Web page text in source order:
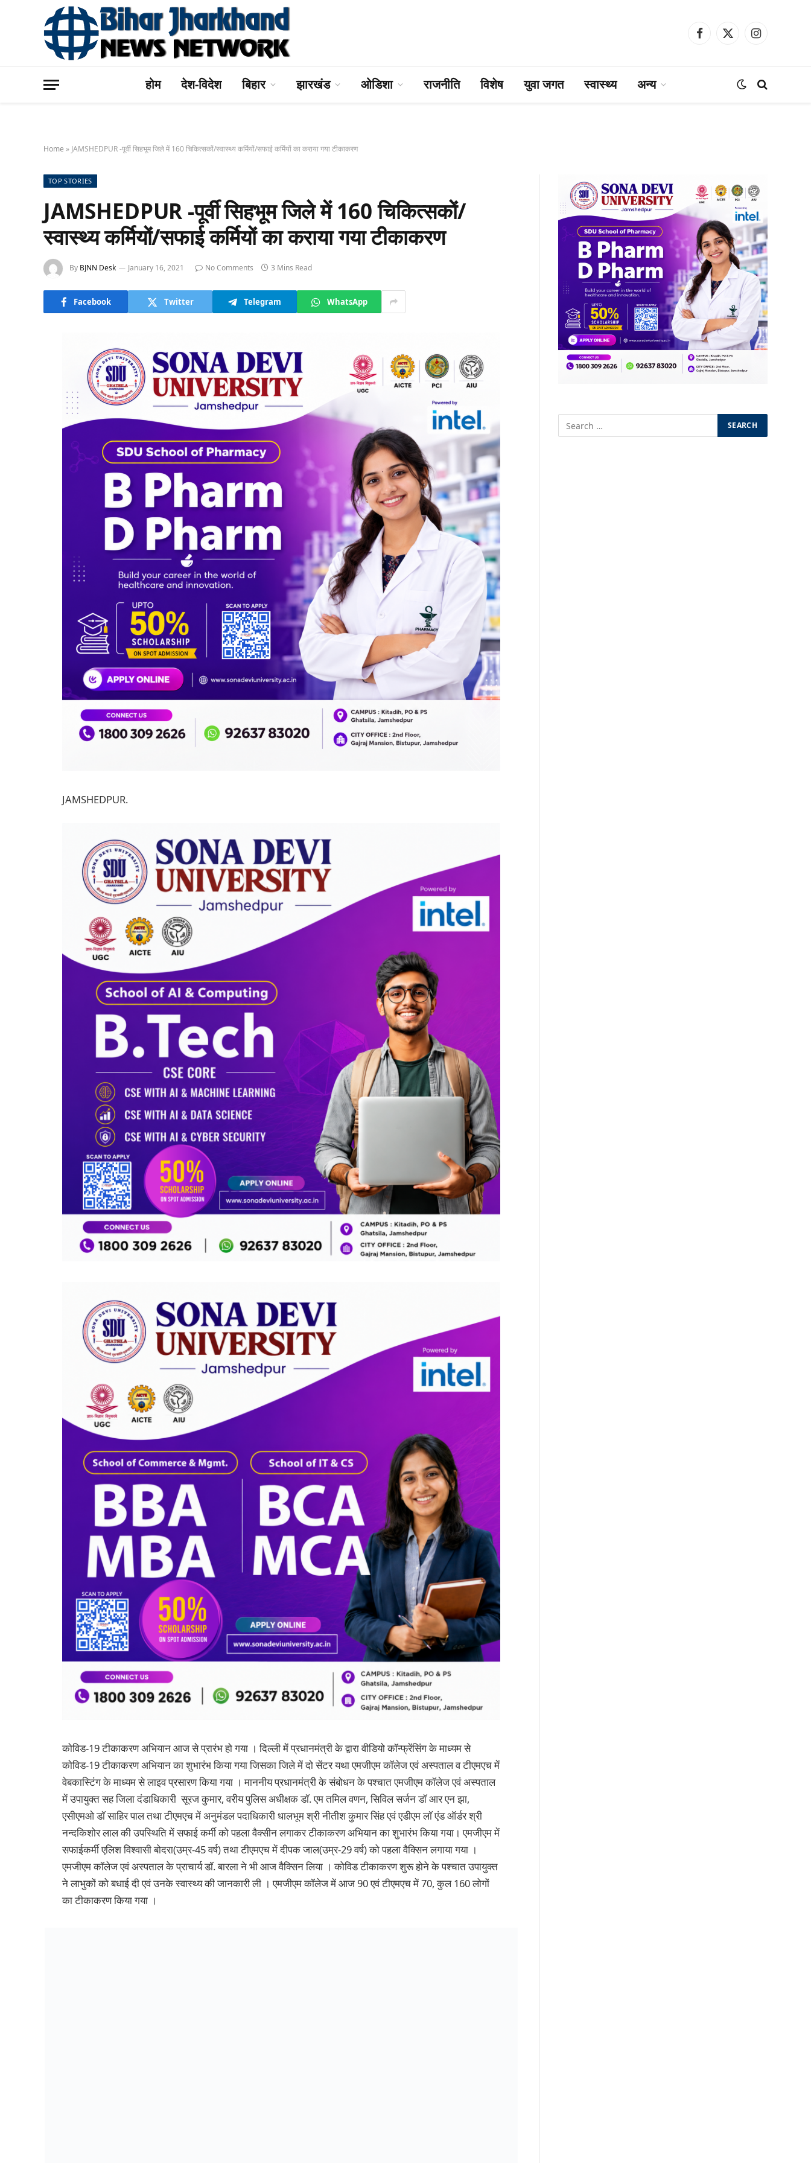
Facebook
X
Instagram
होम देश-विदेश बिहार झारखंड ओडिशा राजनीति विशेष युवा जगत स्वास्थ्य अन्य
Home » JAMSHEDPUR -पूर्वी सिहभूम जिले में 160 चिकित्सकों/स्वास्थ्य कर्मियों/सफाई कर्मियों का कराया गया टीकाकरण
TOP STORIES
JAMSHEDPUR -पूर्वी सिहभूम जिले में 160 चिकित्सकों/
स्वास्थ्य कर्मियों/सफाई कर्मियों का कराया गया टीकाकरण
By BJNN Desk January 16, 2021 No Comments 3 Mins Read
Facebook Twitter Telegram WhatsApp
JAMSHEDPUR.
कोविड-19 टीकाकरण अभियान आज से प्रारंभ हो गया । दिल्ली में प्रधानमंत्री के द्वारा वीडियो कॉन्फ्रेंसिंग के माध्यम से
कोविड-19 टीकाकरण अभियान का शुभारंभ किया गया जिसका जिले में दो सेंटर यथा एमजीएम कॉलेज एवं अस्पताल व टीएमएच में
वेबकास्टिंग के माध्यम से लाइव प्रसारण किया गया । माननीय प्रधानमंत्री के संबोधन के पश्चात एमजीएम कॉलेज एवं अस्पताल
में उपायुक्त सह जिला दंडाधिकारी सूरज कुमार, वरीय पुलिस अधीक्षक डॉ. एम तमिल वणन, सिविल सर्जन डॉ आर एन झा,
एसीएमओ डॉ साहिर पाल तथा टीएमएच में अनुमंडल पदाधिकारी धालभूम श्री नीतीश कुमार सिंह एवं एडीएम लॉ एंड ऑर्डर श्री
नन्दकिशोर लाल की उपस्थिति में सफाई कर्मी को पहला वैक्सीन लगाकर टीकाकरण अभियान का शुभारंभ किया गया। एमजीएम में
सफाईकर्मी एलिश विश्वासी बोदरा(उम्र-45 वर्ष) तथा टीएमएच में दीपक जाल(उम्र-29 वर्ष) को पहला वैक्सिन लगाया गया ।
एमजीएम कॉलेज एवं अस्पताल के प्राचार्य डॉ. बारला ने भी आज वैक्सिन लिया । कोविड टीकाकरण शुरू होने के पश्चात उपायुक्त
ने लाभुकों को बधाई दी एवं उनके स्वास्थ्य की जानकारी ली । एमजीएम कॉलेज में आज 90 एवं टीएमएच में 70, कुल 160 लोगों
का टीकाकरण किया गया ।